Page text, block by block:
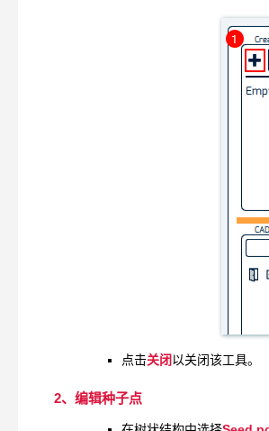
点击关闭 以关闭该工具。
2、编辑种子点